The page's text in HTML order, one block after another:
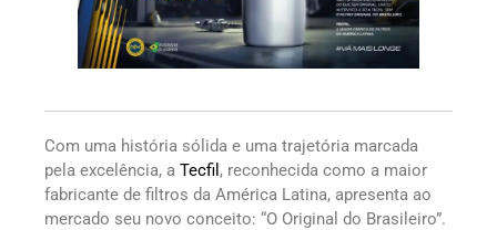
Com uma história sólida e uma trajetória marcada
pela excelência, a Tecfil , reconhecida como a maior
fabricante de filtros da América Latina, apresenta ao
mercado seu novo conceito: “O Original do Brasileiro”.